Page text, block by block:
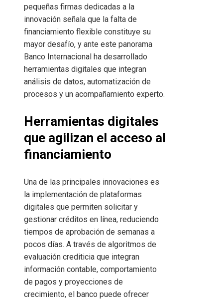
pequeñas firmas dedicadas a la
innovación señala que la falta de
financiamiento flexible constituye su
mayor desafío, y ante este panorama
Banco Internacional ha desarrollado
herramientas digitales que integran
análisis de datos, automatización de
procesos y un acompañamiento experto.
Herramientas digitales
que agilizan el acceso al
financiamiento
Una de las principales innovaciones es
la implementación de plataformas
digitales que permiten solicitar y
gestionar créditos en línea, reduciendo
tiempos de aprobación de semanas a
pocos días. A través de algoritmos de
evaluación crediticia que integran
información contable, comportamiento
de pagos y proyecciones de
crecimiento, el banco puede ofrecer